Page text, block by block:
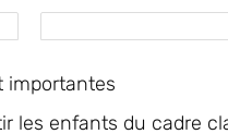
importantes
les enfants du cadre